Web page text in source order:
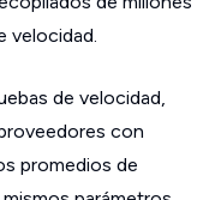
velocidad.
de velocidad,
con
promedios de